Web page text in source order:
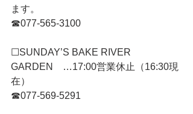
ます。
☎077-565-3100
☐SUNDAY’S BAKE RIVER
GARDEN　…17:00営業休止（16:30現
在）
☎077-569-5291